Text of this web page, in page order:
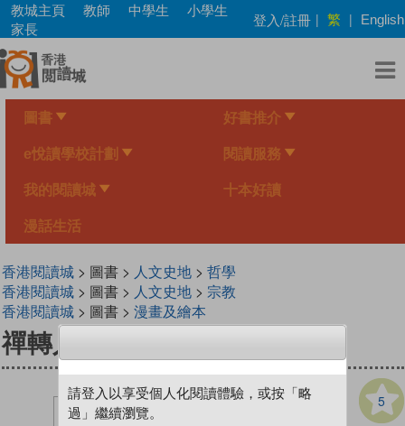
Skip
main
content
教城主頁 教師 中學生
小學生
家長
登入/註冊 | 繁 | English
圖書 好書推介
e悅讀學校計劃 閱讀服務
我的閱讀城 十本好讀
漫話生活
香港閱讀城> 圖書 > 人文史地> 哲學
香港閱讀城> 圖書 > 人文史地> 宗教
香港閱讀城> 圖書 > 漫畫及繪本
禪轉人生
5
請登入以享受個人化閱讀體驗，或按「略
過」繼續瀏覽。